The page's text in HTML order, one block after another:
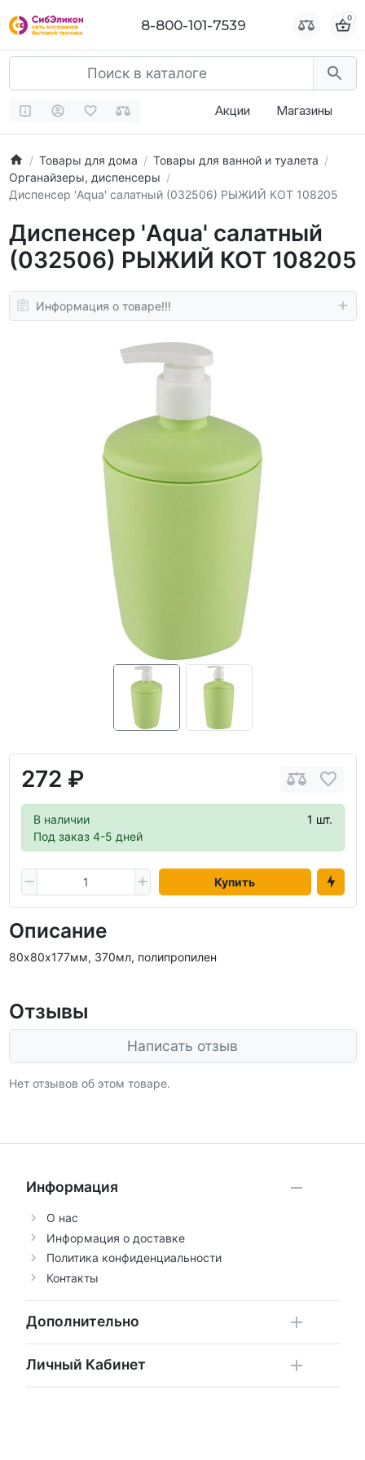
8-800-101-7539 0
Акции Магазины
Товары для дома
Товары для ванной и туалета
Органайзеры, диспенсеры
Диспенсер 'Aqua' салатный (032506) РЫЖИЙ КОТ 108205
Диспенсер 'Aqua' салатный
(032506) РЫЖИЙ КОТ 108205
Информация о товаре!!!
272 ₽
В наличии
1 шт.
Под заказ 4-5 дней
Купить
Описание
80х80х177мм, 370мл, полипропилен
Отзывы
Написать отзыв
Нет отзывов об этом товаре.
Информация
О нас
Информация о доставке
Политика конфиденциальности
Контакты
Дополнительно
Личный Кабинет
8-800-101-7539 0